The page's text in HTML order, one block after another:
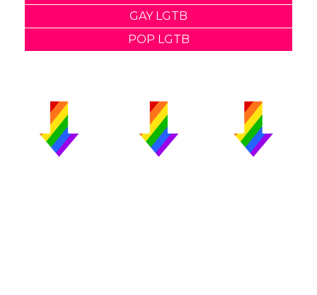
GAY LGTB
POP LGTB